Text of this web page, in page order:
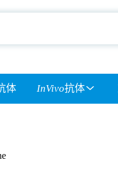
体 InVivo抗体